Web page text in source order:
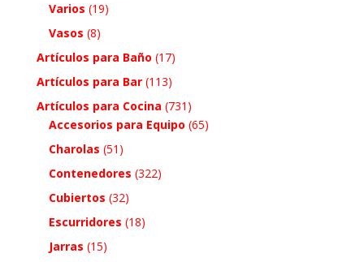
Varios (19)
Vasos (8)
Artículos para Baño (17)
Artículos para Bar (113)
Artículos para Cocina (731)
Accesorios para Equipo (65)
Charolas (51)
Contenedores (322)
Cubiertos (32)
Escurridores (18)
Jarras (15)